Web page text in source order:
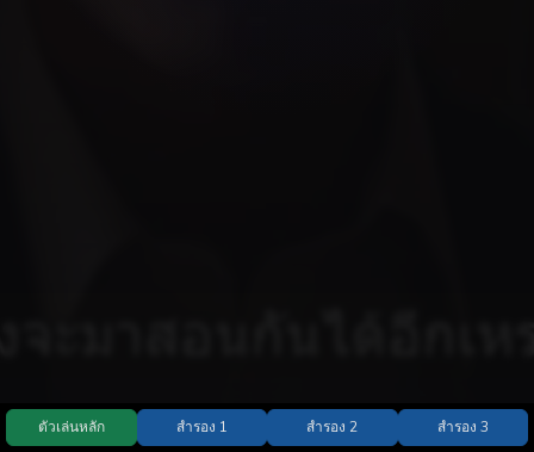
ตัวเล่นหลัก สำรอง 1 สำรอง 2 สำรอง 3